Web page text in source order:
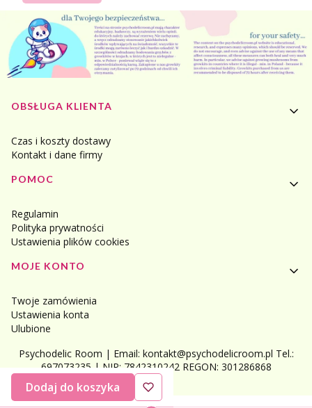
Linki w stopce
OBSŁUGA KLIENTA
Czas i koszty dostawy
Kontakt i dane firmy
POMOC
Regulamin
Polityka prywatności
Ustawienia plików cookies
MOJE KONTO
Twoje zamówienia
Ustawienia konta
Ulubione
Psychodelic Room | Email: kontakt@psychodelicroom.pl Tel.:
697073235 | NIP: 7842310242 REGON: 301286868
Dodaj do koszyka